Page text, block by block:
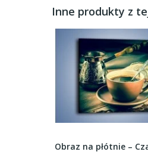
Inne produkty z